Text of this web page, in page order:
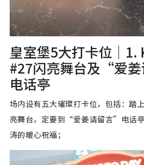
皇室堡5大打卡位｜1.
#27闪亮舞台及“爱姜
电话亭
场内设有五大璀璨打卡位，包括：踏
亮舞台，定要到“爱姜请留言”电话
涛的暖心祝福；